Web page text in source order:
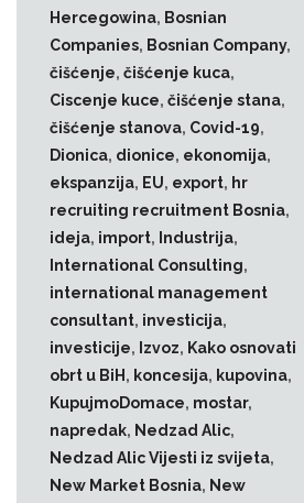
Hercegowina, Bosnian
Companies, Bosnian Company,
čišćenje, čišćenje kuca,
Ciscenje kuce, čišćenje stana,
čišćenje stanova, Covid-19,
Dionica, dionice, ekonomija,
ekspanzija, EU, export, hr
recruiting recruitment Bosnia,
ideja, import, Industrija,
International Consulting,
international management
consultant, investicija,
investicije, Izvoz, Kako osnovati
obrt u BiH , koncesija, kupovina,
KupujmoDomace, mostar,
napredak, Nedzad Alic,
Nedzad Alic Vijesti iz svijeta,
New Market Bosnia, New